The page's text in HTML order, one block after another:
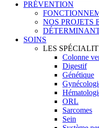
PRÉVENTION
NOS PROJETS
SOINS
LES
Colonne
Digestif
Génétique
ORL
Sarcomes
Sein